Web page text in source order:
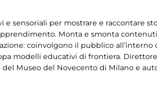
e sensoriali per mostrare e raccontare
Monta e smonta
coinvolgono il pubblico
modelli educativi di frontiera.
del Museo del Novecento di Milano e